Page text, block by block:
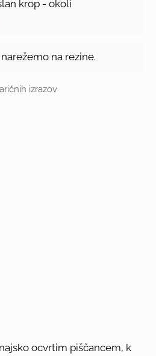
krop - okoli
na rezine.
izrazov
ocvrtim piščancem, k